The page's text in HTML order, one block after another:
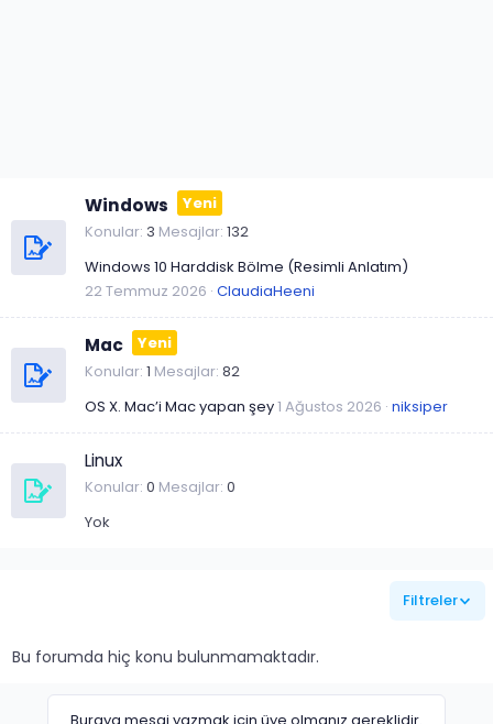
Windows
Konular 3 Mesajlar 132
Windows 10 Harddisk Bölme (Resimli Anlatım)
22 Temmuz 2026 ClaudiaHeeni
Mac
Konular 1 Mesajlar 82
OS X. Mac’i Mac yapan şey1 Ağustos 2026 niksiper
Linux
Konular 0 Mesajlar 0
Yok
Filtreler
Bu forumda hiç konu bulunmamaktadır.